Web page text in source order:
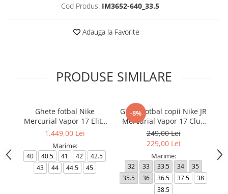
Cod Produs: IM3652-640_33.5
Adauga la Favorite
PRODUSE SIMILARE
Ghete fotbal Nike
Mercurial Vapor 17 Elite
FG T Se
1.449,00 Lei
Marime:
40 40.5 41 42
42.5
43
44 44.5 45
-8%
Ghete fotbal copii Nike JR
Mercurial Vapor 17 Club
FG/MG
249,00 Lei
229,00 Lei
Marime:
32 33 33.5 34
35
35.5
36 36.5 37.5
38
38.5